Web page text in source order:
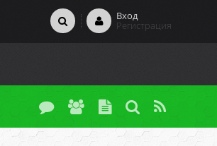
Вход
Регистрация